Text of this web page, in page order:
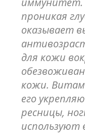
проникая
оказывает
для кожи
кожи.
его
ресницы,
используют